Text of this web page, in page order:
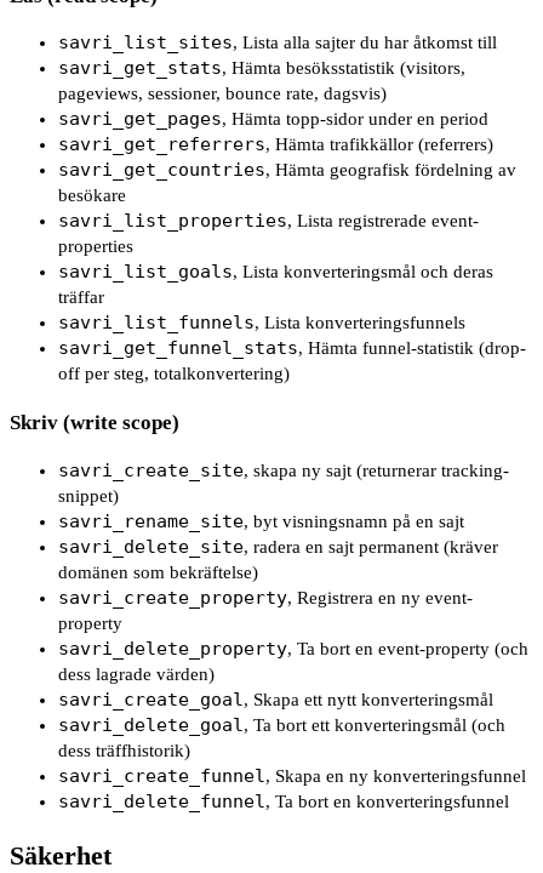
savri_list_sites, Lista alla sajter du har åtkomst till
savri_get_stats, Hämta besöksstatistik (visitors,
pageviews, sessioner, bounce rate, dagsvis)
savri_get_pages, Hämta topp-sidor under en period
savri_get_referrers, Hämta trafikkällor (referrers)
savri_get_countries, Hämta geografisk fördelning av
besökare
savri_list_properties, Lista registrerade event-
properties
savri_list_goals, Lista konverteringsmål och deras
träffar
savri_list_funnels, Lista konverteringsfunnels
savri_get_funnel_stats, Hämta funnel-statistik (drop-
off per steg, totalkonvertering)
Skriv (write scope)
savri_create_site, skapa ny sajt (returnerar tracking-
snippet)
savri_rename_site, byt visningsnamn på en sajt
savri_delete_site, radera en sajt permanent (kräver
domänen som bekräftelse)
savri_create_property, Registrera en ny event-
property
savri_delete_property, Ta bort en event-property (och
dess lagrade värden)
savri_create_goal, Skapa ett nytt konverteringsmål
savri_delete_goal, Ta bort ett konverteringsmål (och
dess träffhistorik)
savri_create_funnel, Skapa en ny konverteringsfunnel
savri_delete_funnel, Ta bort en konverteringsfunnel
Säkerhet